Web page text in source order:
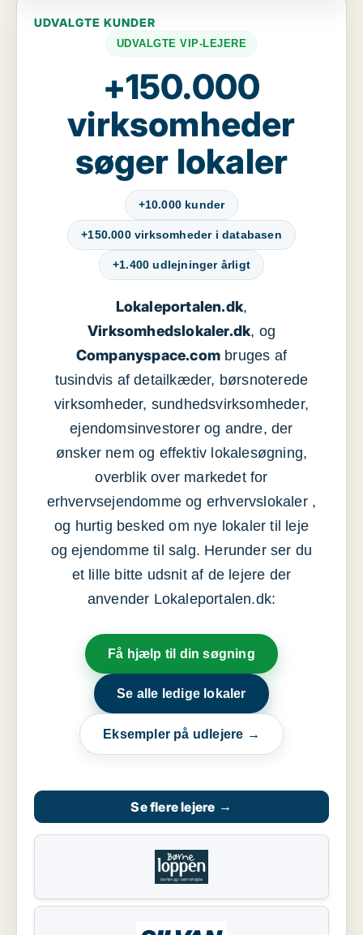
UDVALGTE KUNDER
UDVALGTE VIP-LEJERE
+150.000
virksomheder
søger lokaler
+10.000 kunder
+150.000 virksomheder i databasen
+1.400 udlejninger årligt
Lokaleportalen.dk,
Virksomhedslokaler.dk, og
Companyspace.com bruges af
tusindvis af detailkæder, børsnoterede
virksomheder, sundhedsvirksomheder,
ejendomsinvestorer og andre, der
ønsker nem og effektiv lokalesøgning,
overblik over markedet for
erhvervsejendomme og erhvervslokaler ,
og hurtig besked om nye lokaler til leje
og ejendomme til salg. Herunder ser du
et lille bitte udsnit af de lejere der
anvender Lokaleportalen.dk:
Få hjælp til din søgning
Se alle ledige lokaler
Eksempler på udlejere →
Se flere lejere →